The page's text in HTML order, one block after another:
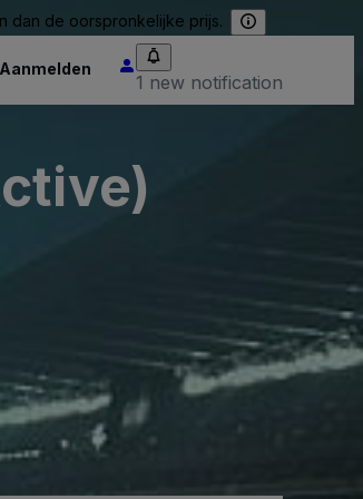
dan de oorspronkelijke prijs.
Aanmelden
1 new notification